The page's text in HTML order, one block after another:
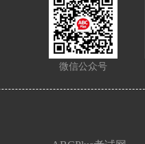
微信公众号